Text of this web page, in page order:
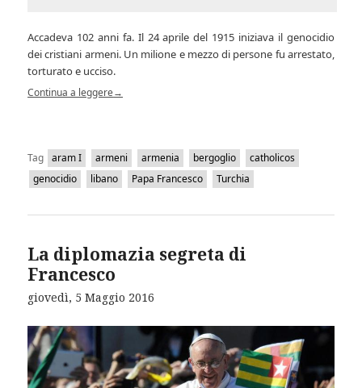
Accadeva 102 anni fa. Il 24 aprile del 1915 iniziava il genocidio
dei cristiani armeni. Un milione e mezzo di persone fu arrestato,
torturato e ucciso.
Continua a leggere→
Tag aram I armeni armenia bergoglio
catholicos
genocidio
libano Papa Francesco Turchia
La diplomazia segreta di
Francesco
giovedì, 5 Maggio 2016